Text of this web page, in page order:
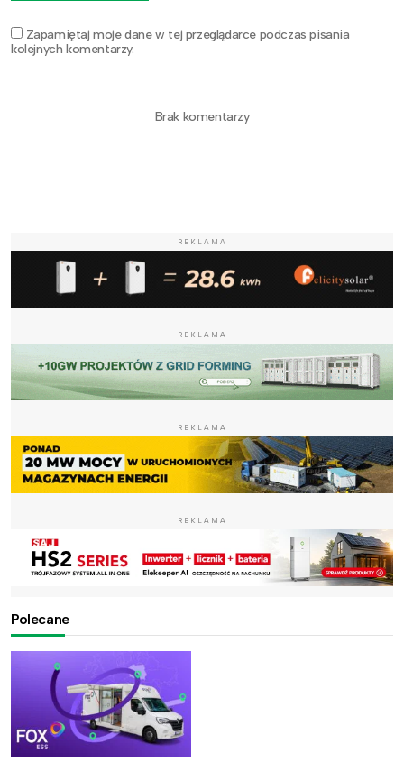
Zapamiętaj moje dane w tej przeglądarce podczas pisania
kolejnych komentarzy.
Brak komentarzy
REKLAMA
REKLAMA
REKLAMA
REKLAMA
Polecane